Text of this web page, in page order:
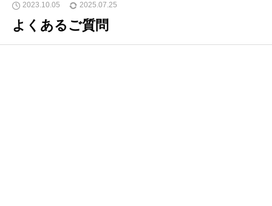
2023.10.05 2025.07.25
よくあるご質問